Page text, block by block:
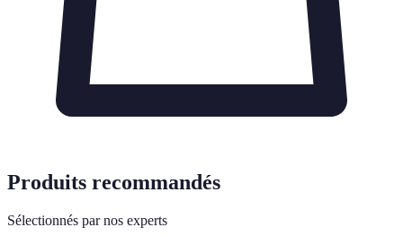
Produits recommandés
Sélectionnés par nos experts